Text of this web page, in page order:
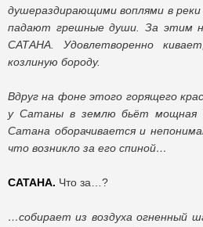
душераздирающими воплями в
падают грешные души. За этим
САТАНА. Удовлетворенно
козлиную бороду.
Вдруг на фоне этого горящего
у Сатаны в землю бьёт мощная
Сатана оборачивается и
что возникло за его спиной…
САТАНА. Что за…?
…собирает из воздуха огненный